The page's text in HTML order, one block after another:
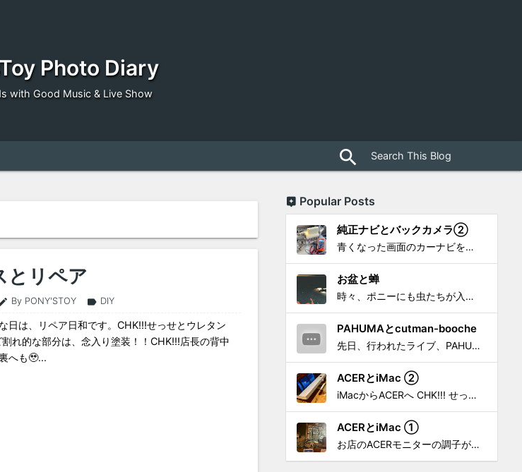
Photo Diary
with Good Music & Live Show
search
とリペア
By PONY'STOY label DIY
日は、リペア日和です。CHK!!!せっせとウレタン
割れ的な部分は、念入り塗装！！CHK!!!店長の背中
へも🥹...
Popular Posts
純正ナビとバックカメラ②
青くなった画面のカーナビをポン付で簡単に交換、出来ると思っていたら意外と闇多め!!!なDAY①から続く今回は、DAY②。 テスターで調べてみたのだが、結果的にバックカメラからナビ裏まで来てる、配線を見つけることが出来なかった前回。気付けば闇w。 さてさて、この頃のDVDナビ的なT...
お盆と蝉
時々、ポニーにも虫たちが入ってきます。 特にお盆の頃はどの虫かと気になり探してしまう。 今まではキリギリスやすいっちょん、今思えば今年は蝉だったのかな。
PAHUMAとcutman-booche
先日、行われたライブ、PAHUMA a.k.a 金 佑龍 at PONY'STOYから〜 cutman-booche時代の楽曲「立ち上がれ」を映像化させてもらいました。 茅ヶ崎の名店 FROGGIES〜さんで ウリョンはマンススリー・ライブを行っています！ そのライブでウ...
ACERとiMac ②
iMacからACERへ CHK!!! せっかく設置したんだけど〜 画面が真っ暗じゃしょうがないわな。 元のACERモニターを再度、設置🔥 画面のチラツキ、乱れなど不具合、多めですが 見れないより良い。 iMacへ繋いだ時、疑問があった。 せっかくの解像度を生かしてないこと。 2...
ACERとiMac ①
お店のACERモニターの調子がイマイチなので魔改造したiMacと入れ替え 外は豪雨、何処へも行かない火曜。 コツコツ作業スタートです!!! CHK!!! 何年かぶりにモニターを降ろした。 配線がぐちゃぐちゃ😂 要らないケーブルなど、使っていない部材などなど片付けて、拭き掃除w。...